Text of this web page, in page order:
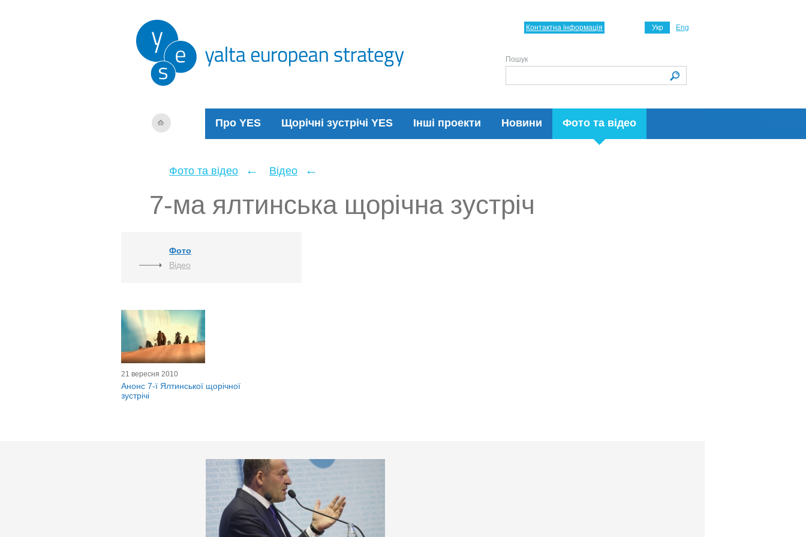
Про YES Щорічні зустрічі YES Інші проекти Новини Фото та відео
Укр Eng
Контактна інформація
Пошук
Фото та відео ← Відео ←
7-ма ялтинська щорічна зустріч
Фото
Відео
21 вересня 2010
Анонс 7-ї Ялтинської щорічної
зустрічі